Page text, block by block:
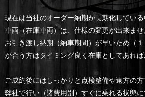
現在は当社のオーダー納期が長期化してい
車両（在庫車両）は、仕様の変更が出来ま
お引き渡し納期（納車期間）が早いため（
が合う方はタイミング良く在庫としてあれ
ご成約後にはしっかりと点検整備や遠方の
弊社で行い（諸費用別）すぐに乗れる状態